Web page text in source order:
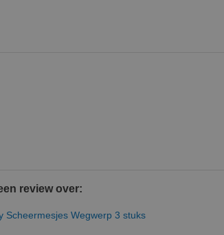
review over:
Scheermesjes Wegwerp 3 stuks